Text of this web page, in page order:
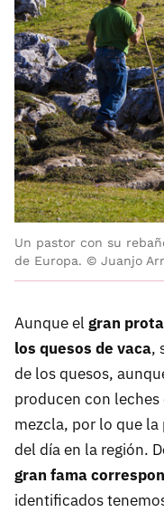
Un pastor con su
de Europa. © Juanjo
Aunque el gran
los quesos de vaca,
de los quesos,
producen con
mezcla, por lo que la
del día en la región.
gran fama
identificados